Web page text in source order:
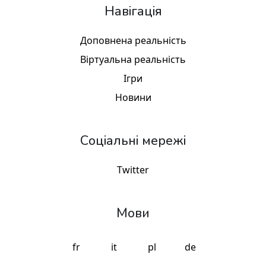
Навігація
Доповнена реальність
Віртуальна реальність
Ігри
Новини
Соціальні мережі
Twitter
Мови
fr it pl
de